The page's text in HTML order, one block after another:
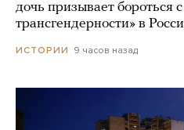
дочь призывает бороться
трансгендерности» в
ИСТОРИИ 9 часов назад